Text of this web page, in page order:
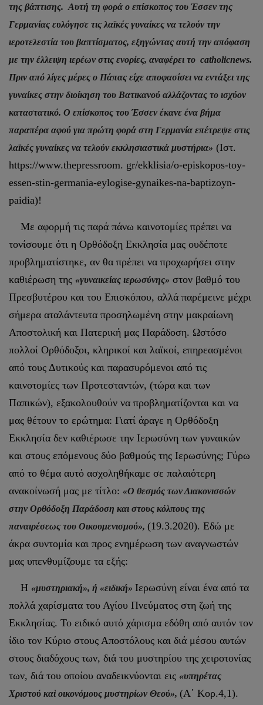
της βάπτισης. Αυτή τη φορά ο επίσκοπος του Έσσεν της
Γερμανίας ευλόγησε τις λαϊκές γυναίκες να τελούν την
ιεροτελεστία του βαπτίσματος, εξηγώντας αυτή την απόφαση
με την έλλειψη ιερέων στις ενορίες, αναφέρει το catholicnews.
Πριν από λίγες μέρες ο Πάπας είχε αποφασίσει να εντάξει της
γυναίκες στην διοίκηση του Βατικανού αλλάζοντας το ισχύον
καταστατικό. Ο επίσκοπος του Έσσεν έκανε ένα βήμα
παραπέρα αφού για πρώτη φορά στη Γερμανία επέτρεψε στις
λαϊκές γυναίκες να τελούν εκκλησιαστικά μυστήρια» (Ιστ.
https://www.thepressroom. gr/ekklisia/o-episkopos-toy-
essen-stin-germania-eylogise-gynaikes-na-baptizoyn-
paidia)!
Με αφορμή τις παρά πάνω καινοτομίες πρέπει να
τονίσουμε ότι η Ορθόδοξη Εκκλησία μας ουδέποτε
προβληματίστηκε, αν θα πρέπει να προχωρήσει στην
καθιέρωση της «γυναικείας ιερωσύνης» στον βαθμό του
Πρεσβυτέρου και του Επισκόπου, αλλά παρέμεινε μέχρι
σήμερα αταλάντευτα προσηλωμένη στην μακραίωνη
Αποστολική και Πατερική μας Παράδοση. Ωστόσο
πολλοί Ορθόδοξοι, κληρικοί και λαϊκοί, επηρεασμένοι
από τους Δυτικούς και παρασυρόμενοι από τις
καινοτομίες των Προτεσταντών, (τώρα και των
Παπικών), εξακολουθούν να προβληματίζονται και να
μας θέτουν το ερώτημα: Γιατί άραγε η Ορθόδοξη
Εκκλησία δεν καθιέρωσε την Ιερωσύνη των γυναικών
και στους επόμενους δύο βαθμούς της Ιερωσύνης; Γύρω
από το θέμα αυτό ασχοληθήκαμε σε παλαιότερη
ανακοίνωσή μας με τίτλο: «Ο θεσμός των Διακονισσών
στην Ορθόδοξη Παράδοση και στους κόλπους της
παναιρέσεως του Οικουμενισμού», (19.3.2020). Εδώ με
άκρα συντομία και προς ενημέρωση των αναγνωστών
μας υπενθυμίζουμε τα εξής:
Η «μυστηριακή», ή «ειδική» Ιερωσύνη είναι ένα από τα
πολλά χαρίσματα του Αγίου Πνεύματος στη ζωή της
Εκκλησίας. Το ειδικό αυτό χάρισμα εδόθη από αυτόν τον
ίδιο τον Κύριο στους Αποστόλους και διά μέσου αυτών
στους διαδόχους των, διά του μυστηρίου της χειροτονίας
των, διά του οποίου αναδεικνύονται εις «υπηρέτας
Χριστού καὶ οικονόμους μυστηρίων Θεού», (Α΄ Κορ.4,1).